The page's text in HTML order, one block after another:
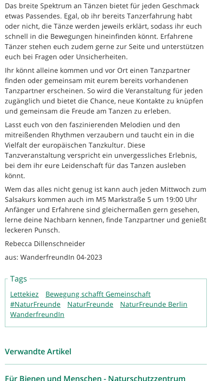
Das breite Spektrum an Tänzen bietet für jeden Geschmack
etwas Passendes. Egal, ob ihr bereits Tanzerfahrung habt
oder nicht, die Tänze werden jeweils erklärt, sodass ihr euch
schnell in die Bewegungen hineinfinden könnt. Erfahrene
Tänzer stehen euch zudem gerne zur Seite und unterstützen
euch bei Fragen oder Unsicherheiten.
Ihr könnt alleine kommen und vor Ort einen Tanzpartner
finden oder gemeinsam mit eurem bereits vorhandenen
Tanzpartner erscheinen. So wird die Veranstaltung für jeden
zugänglich und bietet die Chance, neue Kontakte zu knüpfen
und gemeinsam die Freude am Tanzen zu erleben.
Lasst euch von den faszinierenden Melodien und den
mitreißenden Rhythmen verzaubern und taucht ein in die
Vielfalt der europäischen Tanzkultur. Diese
Tanzveranstaltung verspricht ein unvergessliches Erlebnis,
bei dem ihr eure Leidenschaft für das Tanzen ausleben
könnt.
Wem das alles nicht genug ist kann auch jeden Mittwoch zum
Salsakurs kommen auch im M5 Markstraße 5 um 19:00 Uhr
Anfänger und Erfahrene sind gleichermaßen gern gesehen,
lerne deine Nachbarn kennen, finde Tanzpartner und genießt
leckeren Punsch.
Rebecca Dillenschneider
aus: WanderfreundIn 04-2023
Tags
Lettekiez
Bewegung schafft Gemeinschaft
#NaturFreunde
NaturFreunde
NaturFreunde Berlin
WanderfreundIn
Verwandte Artikel
Für Bienen und Menschen - Naturschutzzentrum